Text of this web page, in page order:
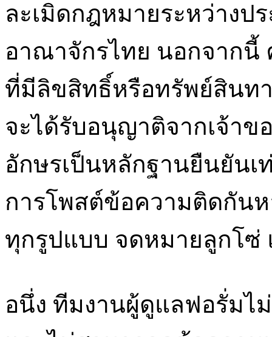
ละเมิดกฎหมายระหว่างป
อาณาจักรไทย นอกจากนี้
ที่มีลิขสิทธิ์หรือทรัพย์สินท
จะได้รับอนุญาติจากเจ้า
อักษรเป็นหลักฐานยืนยัน
การโพสต์ข้อความติดกัน
ทุกรูปแบบ จดหมายลูกโซ่
อนึ่ง ทีมงานผู้ดูแลฟอรั่มไ